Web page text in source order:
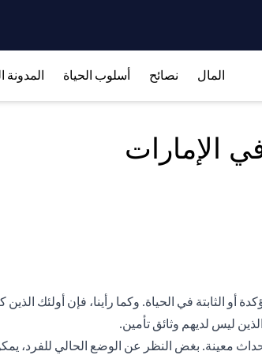
المال نصائح أسلوب الحياة المدونة
من الحقائق المؤكدة أو الثابتة في الحياة. وكما رأينا، فإن أولئك
ليس لديهم وثائق تأمين.
معينة. بغض النظر عن الوضع الحالي للفرد،